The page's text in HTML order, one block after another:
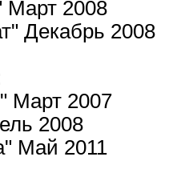
Март 2008
Декабрь 2008
Март 2007
2008
Май 2011